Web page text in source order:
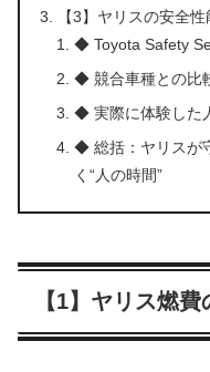
【3】ヤリスの安全
◆ Toyota Safety
◆ 競合車種との比
◆ 実際に体験した
◆ 総括：ヤリスが
く“人の時間”
【1】ヤリス燃